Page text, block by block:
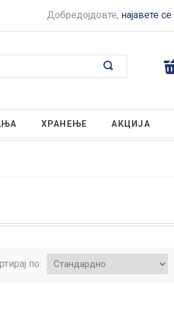
Добредојдовте, најавете се
ХРАНЕЊЕ АКЦИЈА
по: